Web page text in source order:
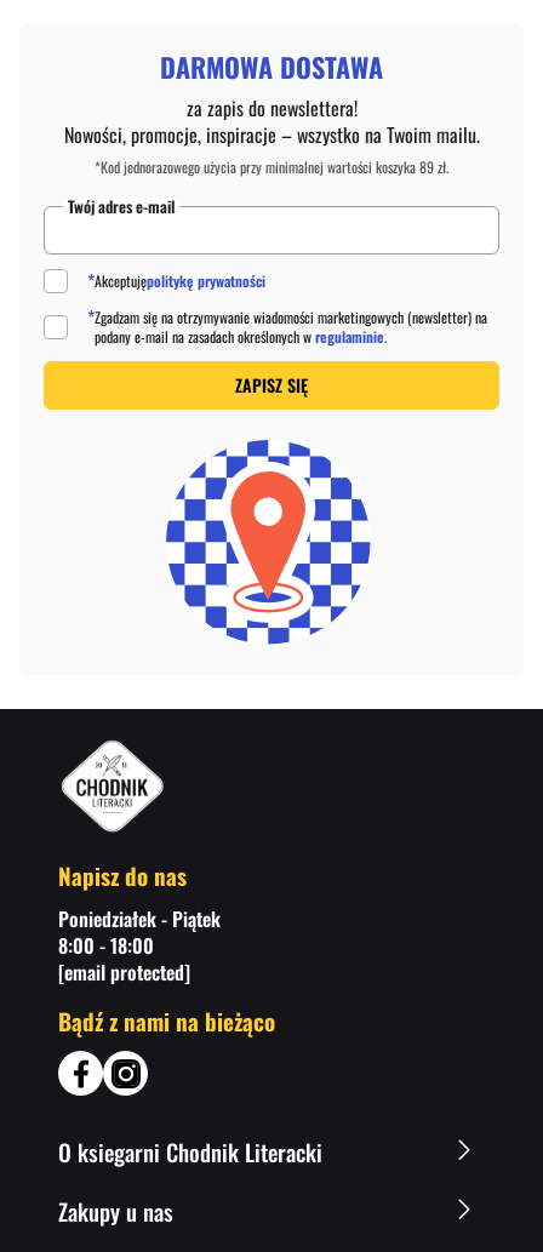
DARMOWA DOSTAWA
za zapis do newslettera!
Nowości, promocje, inspiracje – wszystko na Twoim mailu.
*Kod jednorazowego użycia przy minimalnej wartości koszyka 89 zł.
Twój adres e-mail
*Akceptujępolitykę prywatności
*Zgadzam się na otrzymywanie wiadomości marketingowych (newsletter) na
podanye-mail na zasadach określonych wregulaminie.
ZAPISZ SIĘ
Napisz do nas
Poniedziałek - Piątek
8:00 - 18:00
[email protected]
Bądź z nami na bieżąco
O ksiegarni Chodnik Literacki
Zakupy u nas